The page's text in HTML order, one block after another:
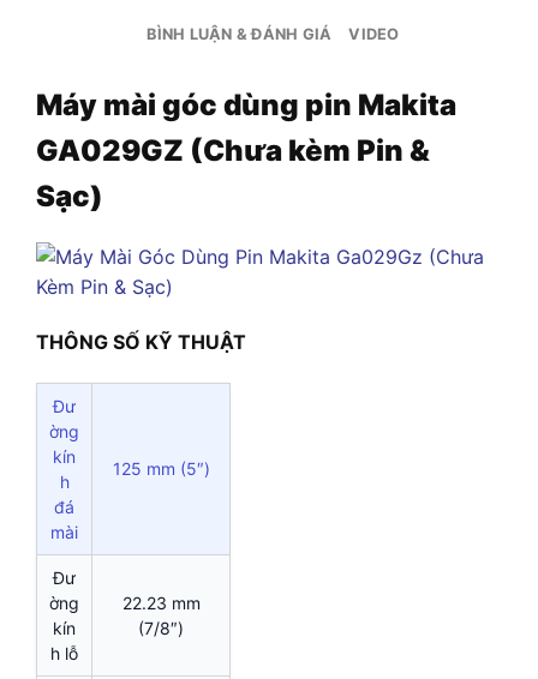
BÌNH LUẬN & ĐÁNH GIÁ VIDEO
Máy mài góc dùng pin Makita
GA029GZ (Chưa kèm Pin &
Sạc)
THÔNG SỐ KỸ THUẬT
Đư
ờng
kín
h
đá
mài
125 mm (5″)
Đư
ờng
kín
h lỗ
22.23 mm
(7/8″)